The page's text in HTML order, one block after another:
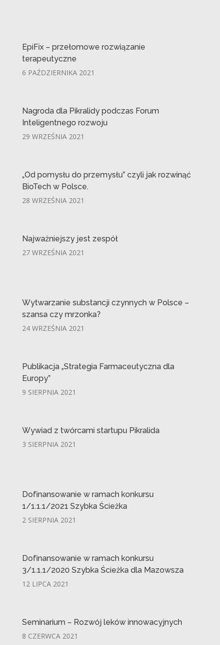
EpiFix – przełomowe rozwiązanie
terapeutyczne
6 PAŹDZIERNIKA 2021
Nagroda dla Pikralidy podczas Forum
Inteligentnego rozwoju
29 WRZEŚNIA 2021
„Od pomysłu do przemysłu” czyli jak rozwinąć
BioTech w Polsce.
28 WRZEŚNIA 2021
Najważniejszy jest zespół
27 WRZEŚNIA 2021
Wytwarzanie substancji czynnych w Polsce –
szansa czy mrzonka?
24 WRZEŚNIA 2021
Publikacja „Strategia Farmaceutyczna dla
Europy”
9 SIERPNIA 2021
Wywiad z twórcami startupu Pikralida
3 SIERPNIA 2021
Dofinansowanie w ramach konkursu
1/1.1.1/2021 Szybka Ścieżka
2 SIERPNIA 2021
Dofinansowanie w ramach konkursu
3/1.1.1/2020 Szybka Ścieżka dla Mazowsza
12 LIPCA 2021
Seminarium – Rozwój leków innowacyjnych
8 CZERWCA 2021